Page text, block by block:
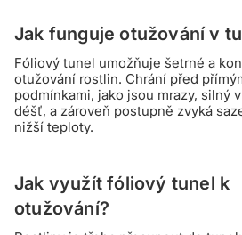
Jak funguje otužování v
Fóliový tunel umožňuje šetrné a
otužování rostlin. Chrání před
podmínkami, jako jsou mrazy, silný
déšť, a zároveň postupně zvyká
nižší teploty.
Jak využít fóliový tunel k
otužování?